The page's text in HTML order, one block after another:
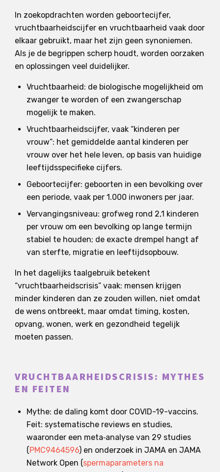
In zoekopdrachten worden geboortecijfer,
vruchtbaarheidscijfer en vruchtbaarheid vaak door
elkaar gebruikt, maar het zijn geen synoniemen.
Als je de begrippen scherp houdt, worden oorzaken
en oplossingen veel duidelijker.
Vruchtbaarheid: de biologische mogelijkheid om
zwanger te worden of een zwangerschap
mogelijk te maken.
Vruchtbaarheidscijfer, vaak “kinderen per
vrouw”: het gemiddelde aantal kinderen per
vrouw over het hele leven, op basis van huidige
leeftijdsspecifieke cijfers.
Geboortecijfer: geboorten in een bevolking over
een periode, vaak per 1.000 inwoners per jaar.
Vervangingsniveau: grofweg rond 2,1 kinderen
per vrouw om een bevolking op lange termijn
stabiel te houden; de exacte drempel hangt af
van sterfte, migratie en leeftijdsopbouw.
In het dagelijks taalgebruik betekent
“vruchtbaarheidscrisis” vaak: mensen krijgen
minder kinderen dan ze zouden willen, niet omdat
de wens ontbreekt, maar omdat timing, kosten,
opvang, wonen, werk en gezondheid tegelijk
moeten passen.
VRUCHTBAARHEIDSCRISIS: MYTHES
EN FEITEN
Mythe: de daling komt door COVID-19-vaccins.
Feit: systematische reviews en studies,
waaronder een meta‑analyse van 29 studies
(PMC9464596) en onderzoek in JAMA en JAMA
Network Open (spermaparameters na